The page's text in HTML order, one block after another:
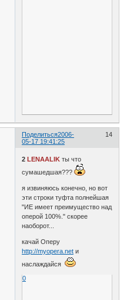
Поделиться 14
2006-
05-17 19:41:25
2LENAALIK ты что
сумашедшая???
я извиняюсь конечно, но вот
эти строки туфта полнейшая
"ИЕ имеет преимущество над
оперой 100%." скорее
наоборот...
качай Оперу
http://myopera.net и
наслаждайся
0